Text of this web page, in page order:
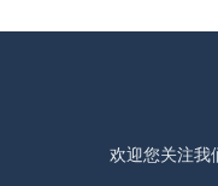
欢迎您关注我